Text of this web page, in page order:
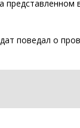
поведал о